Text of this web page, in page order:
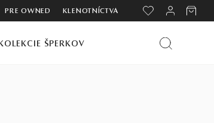
PRE OWNED KLENOTNÍCTVA
KOLEKCIE ŠPERKOV